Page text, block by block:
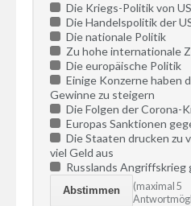
Die Kriegs-Politik von
Die Handelspolitik der
Die nationale Politik
Zu hohe internationale
Die europäische Politik
Einige Konzerne haben
Gewinne zu steigern
Die Folgen der Corona-
Europas Sanktionen
Die Staaten drucken zu
viel Geld aus
Russlands Angriffskrieg
(maximal 5